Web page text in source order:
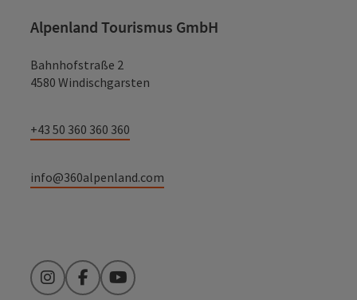
Alpenland Tourismus GmbH
Bahnhofstraße 2
4580 Windischgarsten
+43 50 360 360 360
info@360alpenland.com
InstagramFacebookYouTube